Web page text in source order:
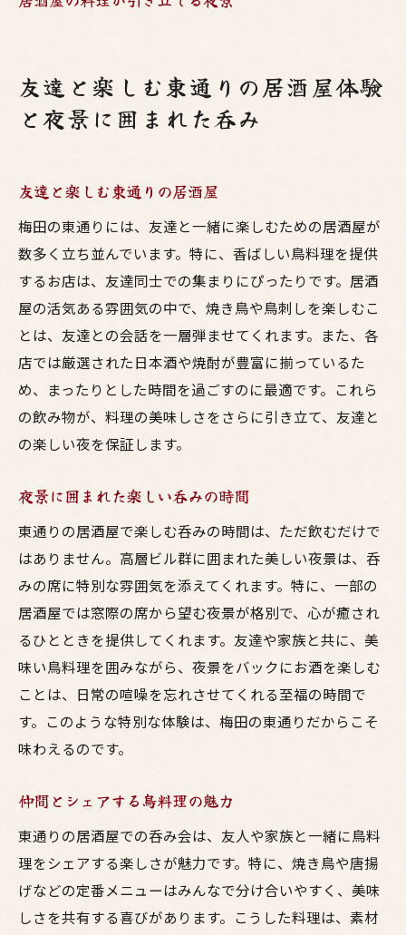
友達と楽しむ東通りの居酒屋体験
と夜景に囲まれた呑み
友達と楽しむ東通りの居酒屋
梅田の東通りには、友達と一緒に楽しむための居酒屋が
数多く立ち並んでいます。特に、香ばしい鳥料理を提供
するお店は、友達同士での集まりにぴったりです。居酒
屋の活気ある雰囲気の中で、焼き鳥や鳥刺しを楽しむこ
とは、友達との会話を一層弾ませてくれます。また、各
店では厳選された日本酒や焼酎が豊富に揃っているた
め、まったりとした時間を過ごすのに最適です。これら
の飲み物が、料理の美味しさをさらに引き立て、友達と
の楽しい夜を保証します。
夜景に囲まれた楽しい呑みの時間
東通りの居酒屋で楽しむ呑みの時間は、ただ飲むだけで
はありません。高層ビル群に囲まれた美しい夜景は、呑
みの席に特別な雰囲気を添えてくれます。特に、一部の
居酒屋では窓際の席から望む夜景が格別で、心が癒され
るひとときを提供してくれます。友達や家族と共に、美
味い鳥料理を囲みながら、夜景をバックにお酒を楽しむ
ことは、日常の喧噪を忘れさせてくれる至福の時間で
す。このような特別な体験は、梅田の東通りだからこそ
味わえるのです。
仲間とシェアする鳥料理の魅力
東通りの居酒屋での呑み会は、友人や家族と一緒に鳥料
理をシェアする楽しさが魅力です。特に、焼き鳥や唐揚
げなどの定番メニューはみんなで分け合いやすく、美味
しさを共有する喜びがあります。こうした料理は、素材